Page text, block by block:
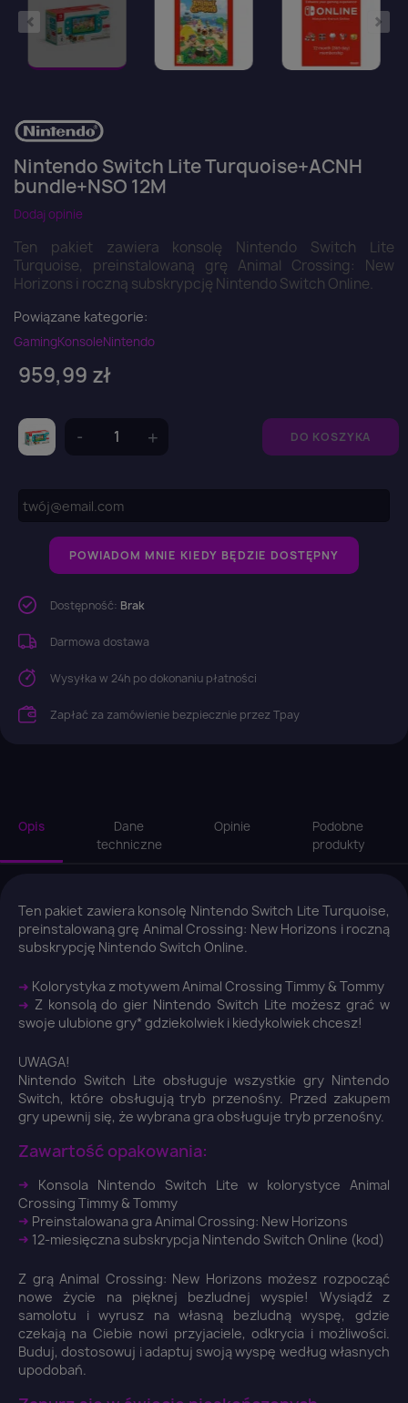
Nintendo Switch Lite Turquoise+ACNH
bundle+NSO 12M
Dodaj opinie
Ten pakiet zawiera konsolę Nintendo Switch Lite
Turquoise, preinstalowaną grę Animal Crossing: New
Horizons i roczną subskrypcję Nintendo Switch Online.
Powiązane kategorie:
GamingKonsoleNintendo
959,99 zł
DO KOSZYKA
POWIADOM MNIE KIEDY BĘDZIE DOSTĘPNY
Dostępność: Brak
Darmowa dostawa
Wysyłka w 24h po dokonaniu płatności
Zapłać za zamówienie bezpiecznie przez Tpay
Opis
Dane
techniczne
Opinie
Podobne
produkty
Ten pakiet zawiera konsolę Nintendo Switch Lite Turquoise,
preinstalowaną grę Animal Crossing: New Horizons i roczną
subskrypcję Nintendo Switch Online.
➜ Kolorystyka z motywem Animal Crossing Timmy & Tommy
➜ Z konsolą do gier Nintendo Switch Lite możesz grać w
swoje ulubione gry* gdziekolwiek i kiedykolwiek chcesz!
UWAGA!
Nintendo Switch Lite obsługuje wszystkie gry Nintendo
Switch, które obsługują tryb przenośny. Przed zakupem
gry upewnij się, że wybrana gra obsługuje tryb przenośny.
Zawartość opakowania:
➜ Konsola Nintendo Switch Lite w kolorystyce Animal
Crossing Timmy & Tommy
➜ Preinstalowana gra Animal Crossing: New Horizons
➜ 12-miesięczna subskrypcja Nintendo Switch Online (kod)
Z grą Animal Crossing: New Horizons możesz rozpocząć
nowe życie na pięknej bezludnej wyspie! Wysiądź z
samolotu i wyrusz na własną bezludną wyspę, gdzie
czekają na Ciebie nowi przyjaciele, odkrycia i możliwości.
Buduj, dostosowuj i adaptuj swoją wyspę według własnych
upodobań.
Zaloguj się ×
You need to be logged in to save products in your
wish list.